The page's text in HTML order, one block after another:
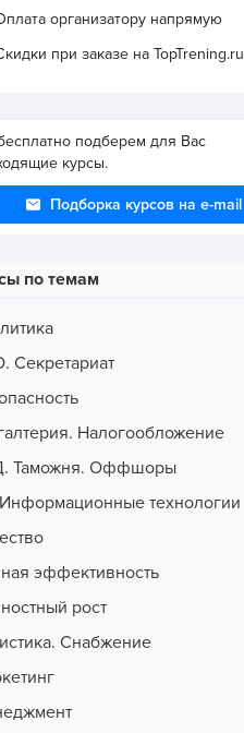
организатору напрямую
при заказе на TopTrening.ru
подберем для Вас
курсы.
Подборка курсов на e-mail
по темам
Секретариат
Налогообложение
Таможня. Оффшоры
технологии
эффективность
рост
Снабжение